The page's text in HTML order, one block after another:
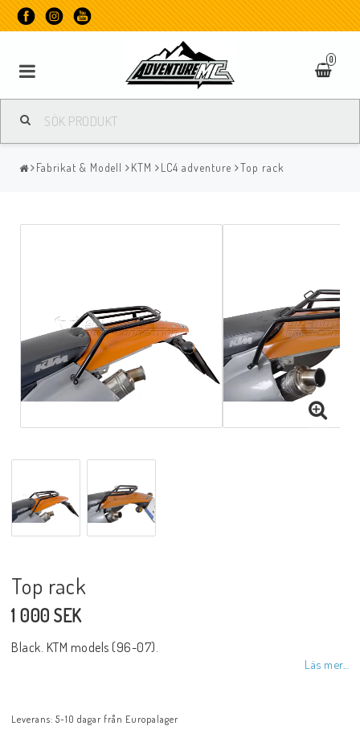
0
Fabrikat & Modell KTM LC4 adventure Top rack
Top rack
1 000 SEK
Black. KTM models (96-07).
Läs mer...
Leverans: 5-10 dagar från Europalager